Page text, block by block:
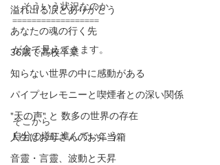
溢れ出る涙とありがとう
あなたの魂の行く先
36歳で高校卒業
知らない世界の中に感動がある
パイプセレモニーと喫煙者との深い関係
"天の声" と 数多の世界の存在
人生はお母さんのお弁当箱
音靈・言靈、波動と天昇
そういう状況なのか
==================
が全て見えてきます。
そこから
自分の道に進んでいこう✨